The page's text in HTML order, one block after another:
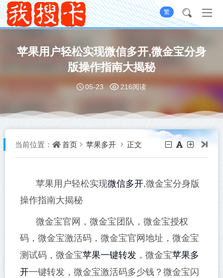
繁
苹果用户轻松实现微信多开,微金宝分身
版操作指南大揭秘
05-23 216阅读
当前位置： 首页 苹果多开 正文
苹果用户轻松实现微信多开,微金宝分身版
操作指南大揭秘
微金宝官网，微金宝团队，微金宝授权
码，微金宝激活码，微金宝官网地址，微金宝
测试码，微金宝苹果一键转发 ，微金宝苹果多
开一键转发，微金宝激活码多少钱？微金宝闪